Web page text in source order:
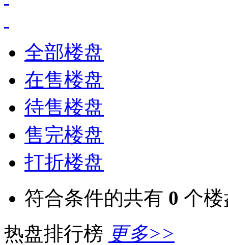
全部楼盘
在售楼盘
待售楼盘
售完楼盘
打折楼盘
符合条件的共有 0 个楼
热盘排行榜 更多>>